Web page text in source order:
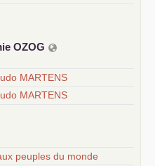
OZOG
MARTENS
MARTENS
peuples du monde